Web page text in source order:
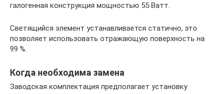
галогенная конструкция мощностью 55 Ватт.
Светящийся элемент устанавливается статично, это
позволяет использовать отражающую поверхность на
99 %.
Когда необходима замена
Заводская комплектация предполагает установку